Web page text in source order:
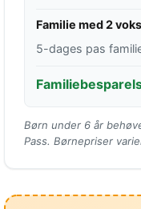
Familie med 2
5-dages pas
Børn under 6 år
Pass. Børnepriser